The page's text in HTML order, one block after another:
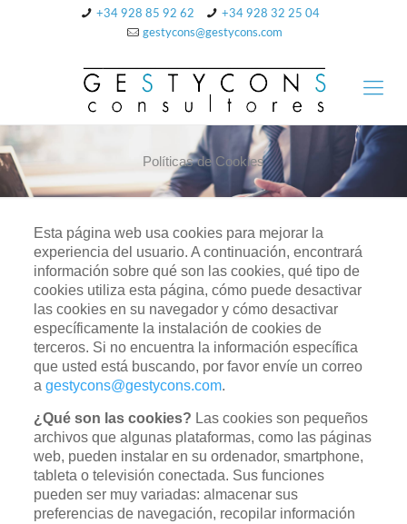
+34 928 85 92 62
+34 928 32 25 04
gestycons@gestycons.com
Políticas de Cookies
Esta página web usa cookies para mejorar la
experiencia del usuario. A continuación, encontrará
información sobre qué son las cookies, qué tipo de
cookies utiliza esta página, cómo puede desactivar
las cookies en su navegador y cómo desactivar
específicamente la instalación de cookies de
terceros. Si no encuentra la información específica
que usted está buscando, por favor envíe un correo
a gestycons@gestycons.com.
¿Qué son las cookies? Las cookies son pequeños
archivos que algunas plataformas, como las páginas
web, pueden instalar en su ordenador, smartphone,
tableta o televisión conectada. Sus funciones
pueden ser muy variadas: almacenar sus
preferencias de navegación, recopilar información